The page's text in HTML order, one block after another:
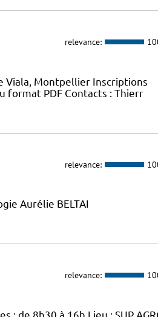
relevance:
Viala, Montpellier Inscriptions
format PDF Contacts : Thierr
relevance:
Aurélie BELTAI
relevance: